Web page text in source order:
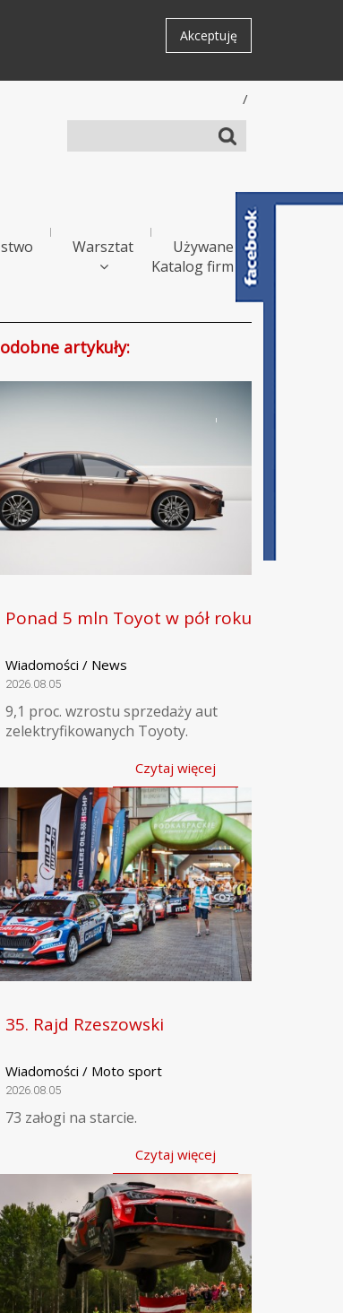
Akceptuję
/
Warsztat
Używane
Katalog firm
artykuły:
Ponad 5 mln Toyot w pół roku
Wiadomości / News
2026.08.05
9,1 proc. wzrostu sprzedaży aut
zelektryfikowanych Toyoty.
Czytaj więcej
35. Rajd Rzeszowski
Wiadomości / Moto sport
2026.08.05
73 załogi na starcie.
Czytaj więcej